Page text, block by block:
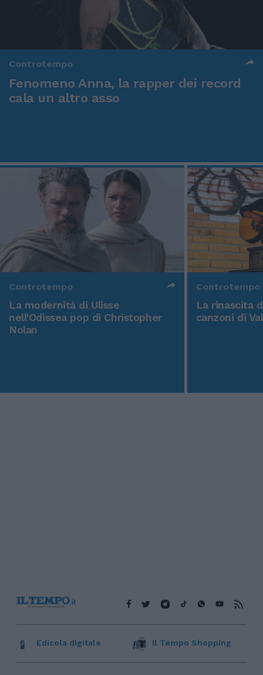
Controtempo
Fenomeno Anna, la rapper dei record
cala un altro asso
Controtempo
La modernità di Ulisse
nell'Odissea pop di Christopher
Nolan
Controtempo
La rinascita
canzoni di
Edicola digitale Il Tempo Shopping